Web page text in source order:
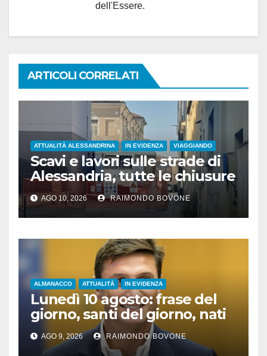
dell'Essere.
ARTICOLI CORRELATI
ATTUALITÀ ALESSANDRINA IN EVIDENZA VIAGGIANDO
Scavi e lavori sulle strade di
Alessandria, tutte le chiusure
al traffico
AGO 10, 2026 RAIMONDO BOVONE
ALMANACCO ATTUALITÀ IN EVIDENZA
Lunedì 10 agosto: frase del
giorno, santi del giorno, nati
famosi, accadde oggi
AGO 9, 2026 RAIMONDO BOVONE